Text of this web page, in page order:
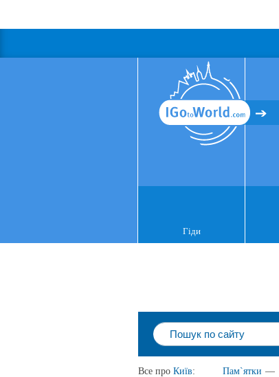
Гіди
Все про Київ: Пам`ятки —